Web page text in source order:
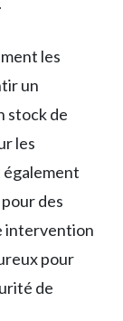
les
un
stock de
les
des
intervention
pour
de